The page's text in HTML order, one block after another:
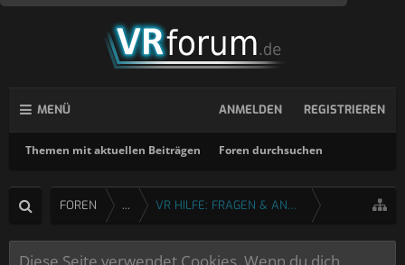
MENÜ
Themen mit aktuellen Beiträgen Foren durchsuchen
ANMELDEN REGISTRIEREN
FOREN ... VR HILFE: FRAGEN & ANTWORTEN
Diese Seite verwendet Cookies. Wenn du dich